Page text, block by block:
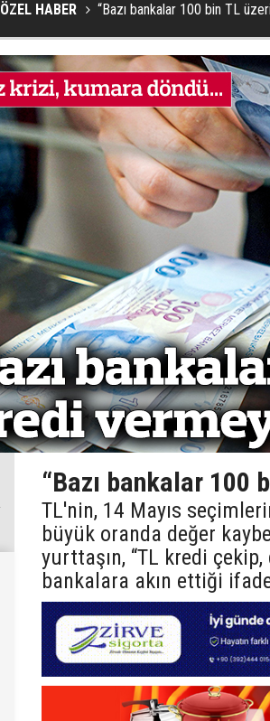
ÖZEL HABER “Bazı bankalar 100 bin TL
“Bazı bankalar 100
TL'nin, 14 Mayıs
büyük oranda değer
yurttaşın, “TL kredi
bankalara akın ettiği